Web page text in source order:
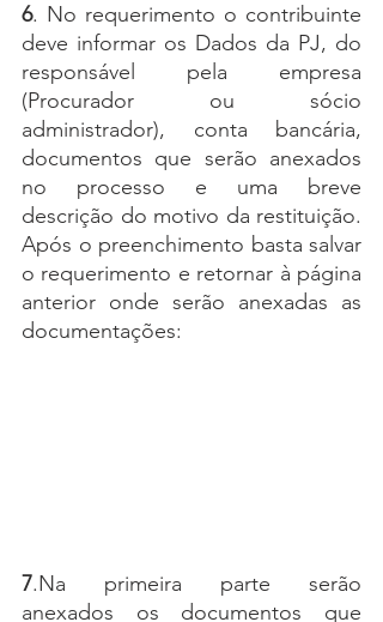
6. No requerimento o contribuinte
deve informar os Dados da PJ, do
responsável pela empresa
(Procurador ou sócio
administrador), conta bancária,
documentos que serão anexados
no processo e uma breve
descrição do motivo da restituição.
Após o preenchimento basta salvar
o requerimento e retornar à página
anterior onde serão anexadas as
documentações:
7.Na primeira parte serão
anexados os documentos que